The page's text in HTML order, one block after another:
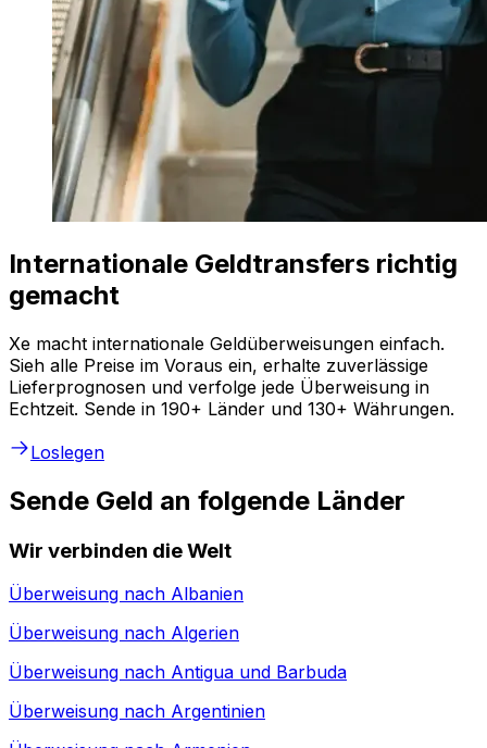
Internationale Geldtransfers richtig
gemacht
Xe macht internationale Geldüberweisungen einfach.
Sieh alle Preise im Voraus ein, erhalte zuverlässige
Lieferprognosen und verfolge jede Überweisung in
Echtzeit. Sende in 190+ Länder und 130+ Währungen.
Loslegen
Sende Geld an folgende Länder
Wir verbinden die Welt
Überweisung nach Albanien
Überweisung nach Algerien
Überweisung nach Antigua und Barbuda
Überweisung nach Argentinien